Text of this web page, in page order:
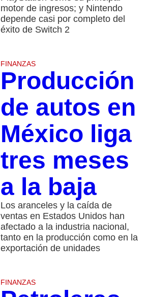
motor de ingresos; y Nintendo
depende casi por completo del
éxito de Switch 2
FINANZAS
Producción
de autos en
México liga
tres meses
a la baja
Los aranceles y la caída de
ventas en Estados Unidos han
afectado a la industria nacional,
tanto en la producción como en la
exportación de unidades
FINANZAS